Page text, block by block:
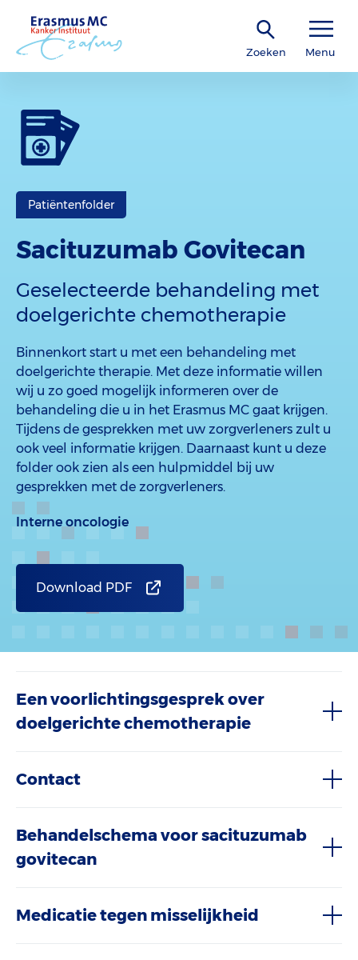
Zoeken Menu
Patiëntenfolder
Sacituzumab Govitecan
Geselecteerde behandeling met
doelgerichte chemotherapie
Binnenkort start u met een behandeling met
doelgerichte therapie. Met deze informatie willen
wij u zo goed mogelijk informeren over de
behandeling die u in het Erasmus MC gaat krijgen.
Tijdens de gesprekken met uw zorgverleners zult u
ook veel informatie krijgen. Daarnaast kunt u deze
folder ook zien als een hulpmiddel bij uw
gesprekken met de zorgverleners.
Interne oncologie
Download PDF
Een voorlichtingsgesprek over
doelgerichte chemotherapie
Contact
Behandelschema voor sacituzumab
govitecan
Medicatie tegen misselijkheid